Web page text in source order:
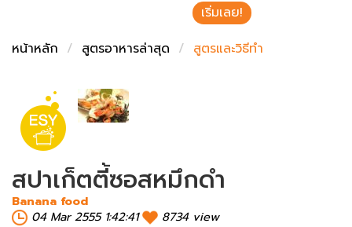
เริ่มเลย!
หน้าหลัก
สูตรอาหารล่าสุด สูตรและวิธีทำ
สปาเก็ตตี้ซอสหมึกดำ
Banana food
04 Mar 2555 1:42:41
8734 view